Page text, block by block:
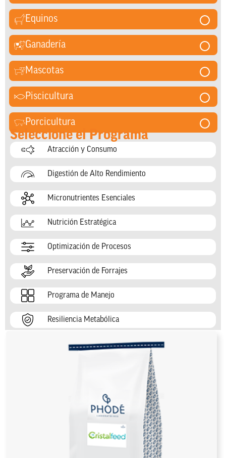
Equinos
Ganadería
Mascotas
Piscicultura
Porcicultura
Seleccione el Programa
Atracción y Consumo
Digestión de Alto Rendimiento
Micronutrientes Esenciales
Nutrición Estratégica
Optimización de Procesos
Preservación de Forrajes
Programa de Manejo
Resiliencia Metabólica